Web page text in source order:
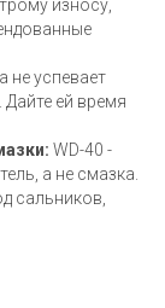
износу,
не успевает
Дайте ей время
WD-40 -
а не смазка.
сальников,